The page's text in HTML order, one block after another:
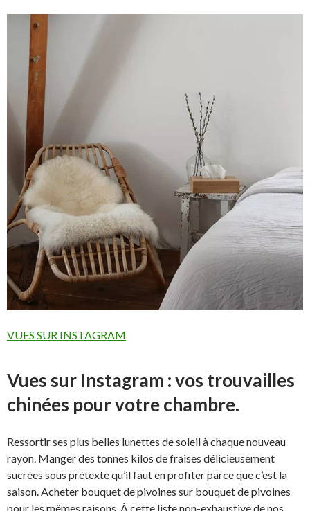
VUES SUR INSTAGRAM
Vues sur Instagram : vos trouvailles
chinées pour votre chambre.
Ressortir ses plus belles lunettes de soleil à chaque nouveau
rayon. Manger des tonnes kilos de fraises délicieusement
sucrées sous prétexte qu’il faut en profiter parce que c’est la
saison. Acheter bouquet de pivoines sur bouquet de pivoines
pour les mêmes raisons. À cette liste non-exhaustive de nos